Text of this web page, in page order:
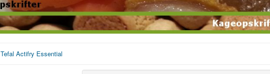
Tefal Actifry Essential